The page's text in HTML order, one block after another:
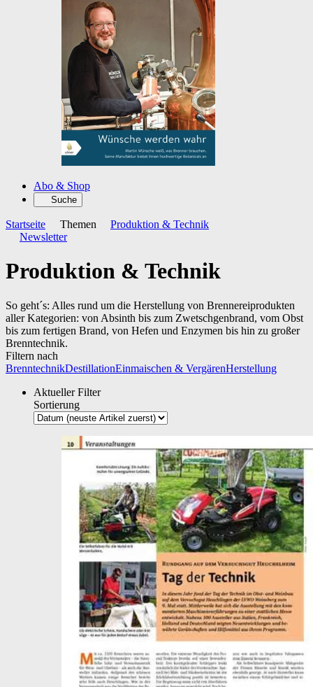
Abo & Shop
Suche
Startseite Themen
Produktion & Technik
Newsletter
Produktion & Technik
So geht´s: Alles rund um die Herstellung von Brennereiprodukten
aller Kategorien: von Absinth bis zum Zwetschgenbrand, vom Obst
bis zum fertigen Brand, von Hefen und Enzymen bis hin zu großer
Brenntechnik.
Filtern nach
BrenntechnikDestillationEinmaischen & VergärenHerstellung
Aktueller Filter
Sortierung